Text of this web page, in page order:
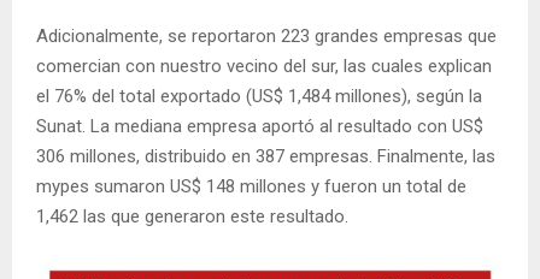
Adicionalmente, se reportaron 223 grandes empresas que
comercian con nuestro vecino del sur, las cuales explican
el 76% del total exportado (US$ 1,484 millones), según la
Sunat. La mediana empresa aportó al resultado con US$
306 millones, distribuido en 387 empresas. Finalmente, las
mypes sumaron US$ 148 millones y fueron un total de
1,462 las que generaron este resultado.